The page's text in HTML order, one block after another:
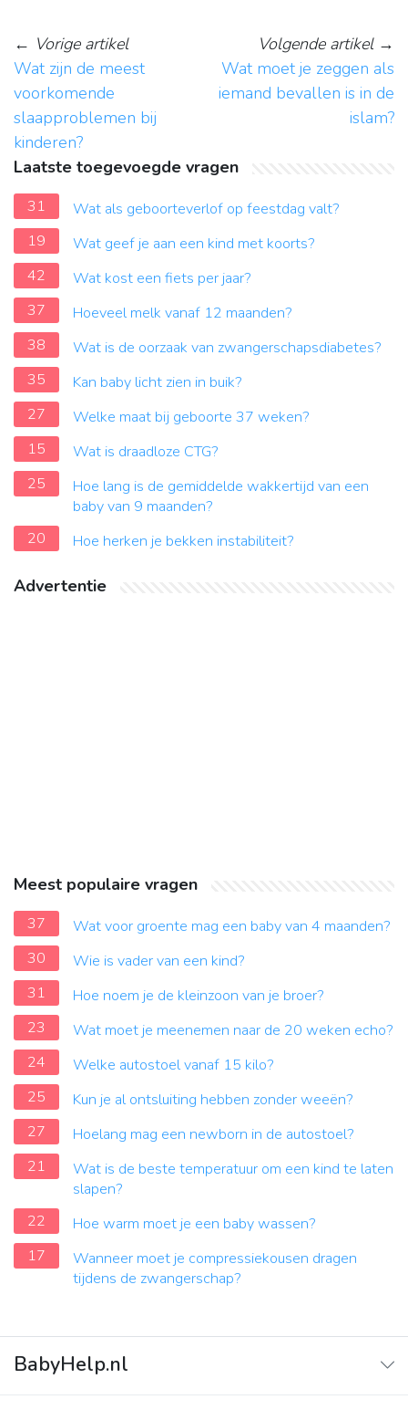
← Vorige artikel
Wat zijn de meest
voorkomende
slaapproblemen bij
kinderen?
Volgende artikel→
Wat moet je zeggen als
iemand bevallen is in de
islam?
Laatste toegevoegde vragen
31
Wat als geboorteverlof op feestdag valt?
19
Wat geef je aan een kind met koorts?
42
Wat kost een fiets per jaar?
37
Hoeveel melk vanaf 12 maanden?
38
Wat is de oorzaak van zwangerschapsdiabetes?
35
Kan baby licht zien in buik?
27
Welke maat bij geboorte 37 weken?
15
Wat is draadloze CTG?
25
Hoe lang is de gemiddelde wakkertijd van een
baby van 9 maanden?
20
Hoe herken je bekken instabiliteit?
Advertentie
Meest populaire vragen
37
Wat voor groente mag een baby van 4 maanden?
30
Wie is vader van een kind?
31
Hoe noem je de kleinzoon van je broer?
23
Wat moet je meenemen naar de 20 weken echo?
24
Welke autostoel vanaf 15 kilo?
25
Kun je al ontsluiting hebben zonder weeën?
27
Hoelang mag een newborn in de autostoel?
21
Wat is de beste temperatuur om een ​​kind te laten
slapen?
22
Hoe warm moet je een baby wassen?
17
Wanneer moet je compressiekousen dragen
tijdens de zwangerschap?
BabyHelp.nl